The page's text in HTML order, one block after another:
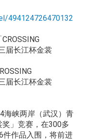
494124726470132
届长江杯金裳
海峡两岸（武汉）青
」竞赛，在300多
件作品入围，将前进